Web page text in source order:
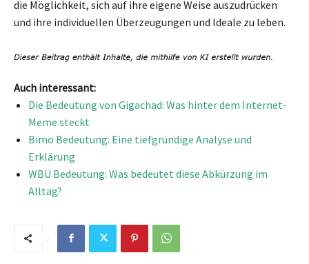
die Möglichkeit, sich auf ihre eigene Weise auszudrücken
und ihre individuellen Überzeugungen und Ideale zu leben.
Auch interessant:
Die Bedeutung von Gigachad: Was hinter dem Internet-
Meme steckt
Bimo Bedeutung: Eine tiefgründige Analyse und
Erklärung
WBU Bedeutung: Was bedeutet diese Abkürzung im
Alltag?